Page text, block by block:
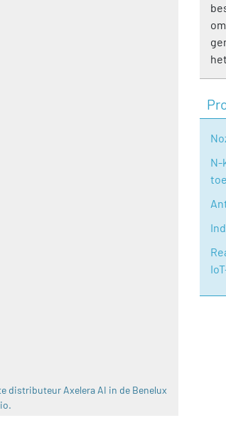
distributeur Axelera AI in de Benelux
N-